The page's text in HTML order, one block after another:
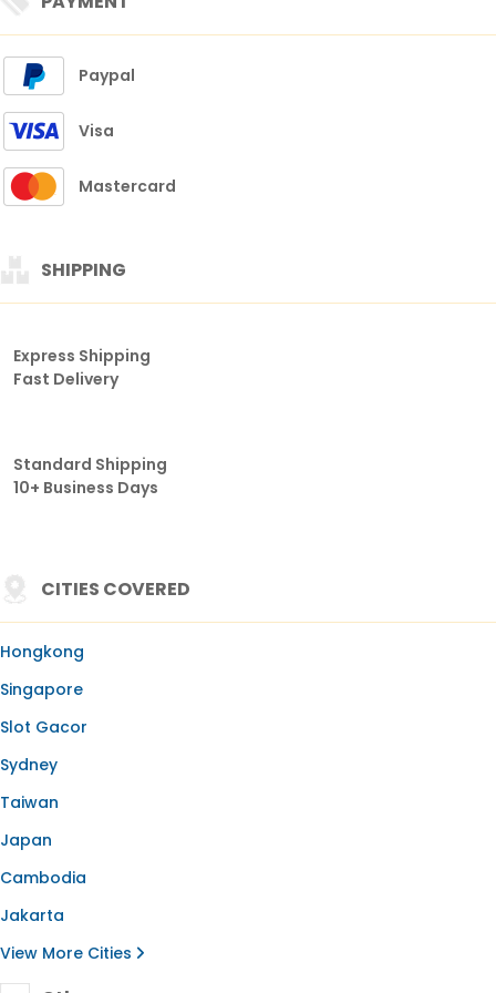
Paypal
Visa
Mastercard
SHIPPING
Express Shipping
Fast Delivery
Standard Shipping
10+ Business Days
CITIES COVERED
Hongkong
Singapore
Slot Gacor
Sydney
Taiwan
Japan
Cambodia
Jakarta
View More Cities